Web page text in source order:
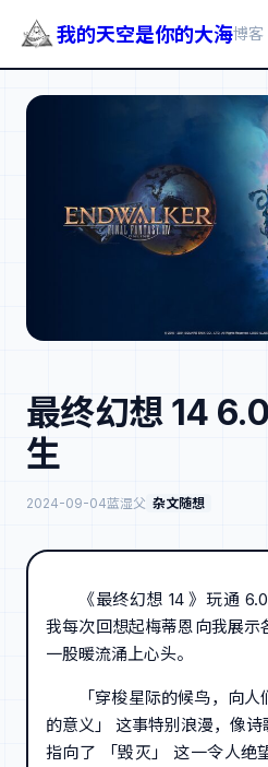
我的天空是你的大海博客
最终幻想 14
生
2024-09-04蓝湿父 杂文随想
《最终幻想 14 》玩通
我每次回想起梅蒂恩向我展示
一股暖流涌上心头。
「穿梭星际的候鸟，向
的意义」 这事特别浪漫，像
指向了 「毁灭」 这一令人绝